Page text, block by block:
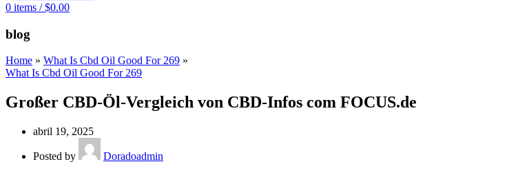
0 items / $0.00
blog
Home » What Is Cbd Oil Good For 269 »
What Is Cbd Oil Good For 269
Großer CBD-Öl-Vergleich von CBD-Infos com FOCUS.de
abril 19, 2025
Posted by
Doradoadmin